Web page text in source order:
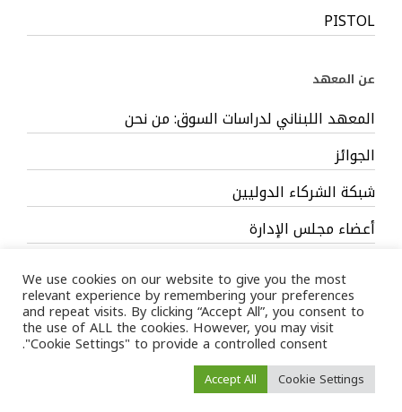
PISTOL
عن المعهد
المعهد اللبناني لدراسات السوق: من نحن
الجوائز
شبكة الشركاء الدوليين
أعضاء مجلس الإدارة
/ LIMS © 2024 All Rights Reserved /Terms
of service
We use cookies on our website to give you the most
relevant experience by remembering your preferences
and repeat visits. By clicking “Accept All”, you consent to
the use of ALL the cookies. However, you may visit
"Cookie Settings" to provide a controlled consent.
Cookie Settings
Accept All